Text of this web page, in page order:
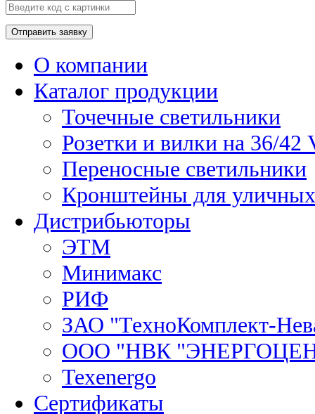
О компании
Каталог продукции
Точечные светильники
Розетки и вилки на 36/42
Переносные светильники
Кронштейны для уличных
Дистрибьюторы
ЭТМ
Минимакс
РИФ
ЗАО "ТехноКомплект-
ООО "НВК
Texenergo
Сертификаты